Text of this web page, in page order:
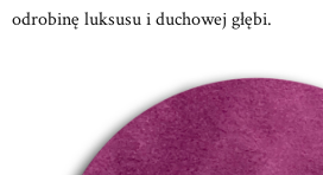
odrobinę luksusu i duchowej głębi.